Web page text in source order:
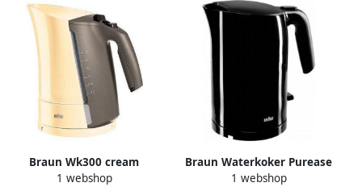
Braun Wk300 cream
Waterkoker
1 webshop
Braun Waterkoker Purease
WK3110BK | Waterkokers |
1 webshop